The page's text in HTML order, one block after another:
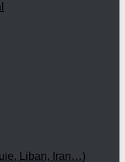
Liban, Iran…)